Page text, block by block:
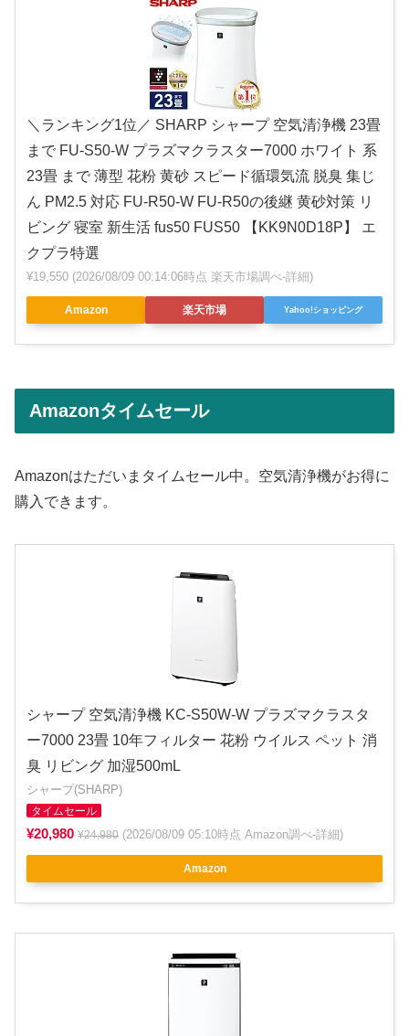
＼ランキング1位／ SHARP シャープ 空気清浄機 23畳
まで FU-S50-W プラズマクラスター7000 ホワイト 系
23畳 まで 薄型 花粉 黄砂 スピード循環気流 脱臭 集じ
ん PM2.5 対応 FU-R50-W FU-R50の後継 黄砂対策 リ
ビング 寝室 新生活 fus50 FUS50 【KK9N0D18P】 エ
クプラ特選
¥19,550 (2026/08/09 00:14:06時点 楽天市場調べ-詳細)
Amazon 楽天市場 Yahoo!ショッピング
Amazonタイムセール
Amazonはただいまタイムセール中。空気清浄機がお得に
購入できます。
シャープ 空気清浄機 KC-S50W-W プラズマクラスタ
ー7000 23畳 10年フィルター 花粉 ウイルス ペット 消
臭 リビング 加湿500mL
シャープ(SHARP)
タイムセール
¥20,980 ¥24,980 (2026/08/09 05:10時点 Amazon調べ-詳細)
Amazon